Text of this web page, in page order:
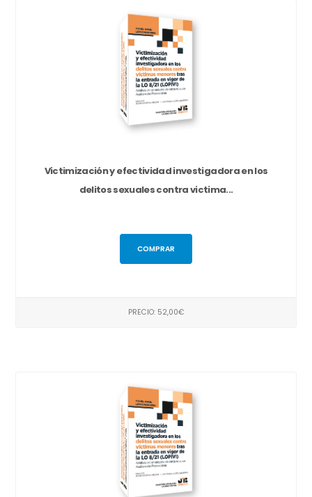
Victimización y efectividad investigadora en los
delitos sexuales contra victima...
COMPRAR
PRECIO: 52,00€